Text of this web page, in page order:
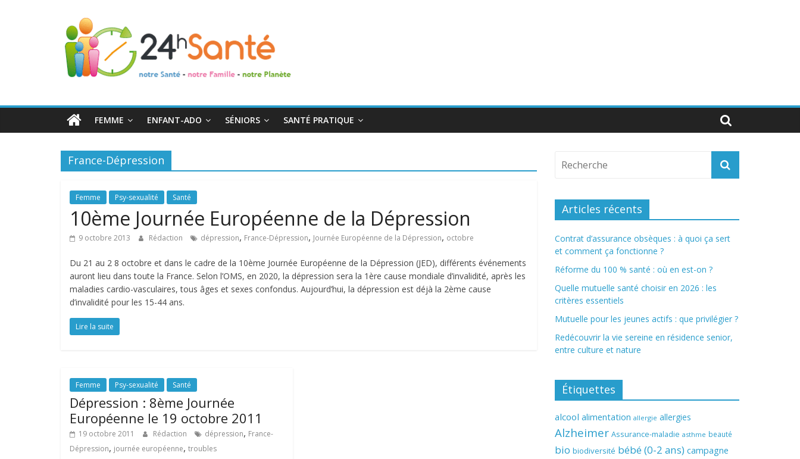
24h
Santé
toute
famille
FEMME ENFANT-ADO SÉNIORS SANTÉ PRATIQUE
France-Dépression
Femme Psy-sexualité Santé
10ème Journée Européenne de la Dépression
9 octobre 2013 Rédaction dépression, France-Dépression, Journée Européenne de la Dépression, octobre
Du 21 au 2 8 octobre et dans le cadre de la 10ème Journée Européenne de la Dépression (JED), différents événements
auront lieu dans toute la France. Selon l’OMS, en 2020, la dépression sera la 1ère cause mondiale d’invalidité, après les
maladies cardio-vasculaires, tous âges et sexes confondus. Aujourd’hui, la dépression est déjà la 2ème cause
d’invalidité pour les 15-44 ans.
Lire la suite
Femme Psy-sexualité Santé
Dépression : 8ème Journée
Européenne le 19 octobre 2011
19 octobre 2011 Rédaction dépression, France-
Dépression, journée européenne, troubles
Articles récents
Contrat d’assurance obsèques : à quoi ça sert
et comment ça fonctionne ?
Réforme du 100 % santé : où en est-on ?
Quelle mutuelle santé choisir en 2026 : les
critères essentiels
Mutuelle pour les jeunes actifs : que privilégier ?
Redécouvrir la vie sereine en résidence senior,
entre culture et nature
Étiquettes
alcool alimentation allergie allergies
Alzheimer Assurance-maladie asthme beauté
bio biodiversité bébé (0-2 ans) campagne